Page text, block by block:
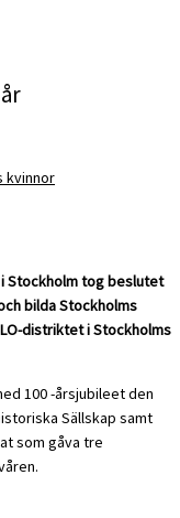
kvinnor
Stockholm tog beslutet
bilda Stockholms
distriktet i Stockholms
100 -årsjubileet den
Sällskap samt
som gåva tre